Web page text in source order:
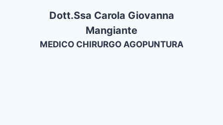
Dott.ssa Carola Giovanna
Mangiante
MEDICO CHIRURGO AGOPUNTURA